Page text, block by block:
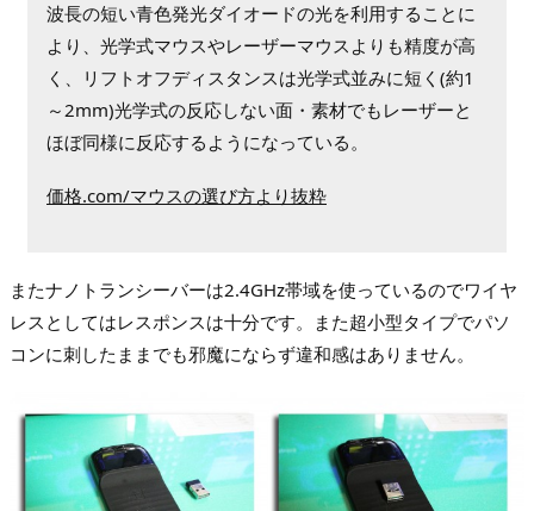
波長の短い青色発光ダイオードの光を利用することに
より、光学式マウスやレーザーマウスよりも精度が高
く、リフトオフディスタンスは光学式並みに短く(約1
～2mm)光学式の反応しない面・素材でもレーザーと
ほぼ同様に反応するようになっている。
価格.com/マウスの選び方より抜粋
またナノトランシーバーは2.4GHz帯域を使っているのでワイヤ
レスとしてはレスポンスは十分です。また超小型タイプでパソ
コンに刺したままでも邪魔にならず違和感はありません。